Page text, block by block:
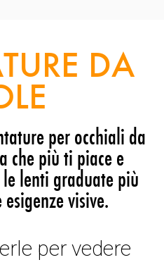
DA
per occhiali da
che più ti piace e
lenti graduate più
visive.
per vedere